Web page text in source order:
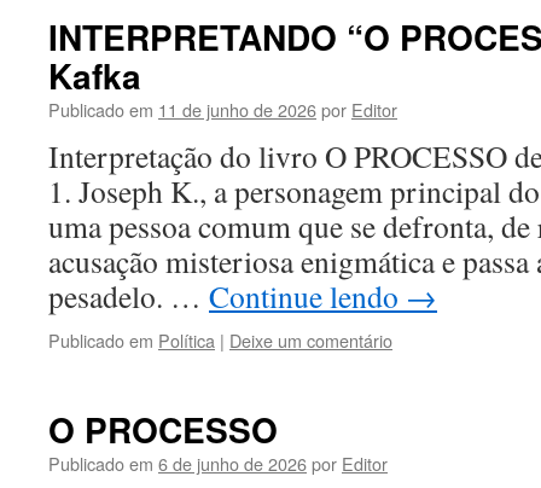
INTERPRETANDO “O
Kafka
Publicado em 11 de junho de 2026por Editor
Interpretação do livro O PROCESSO
1. Joseph K., a personagem principal
uma pessoa comum que se defronta,
acusação misteriosa enigmática e
pesadelo. … Continue lendo →
Publicado em Política | Deixe um comentário
O PROCESSO
Publicado em 6 de junho de 2026por Editor